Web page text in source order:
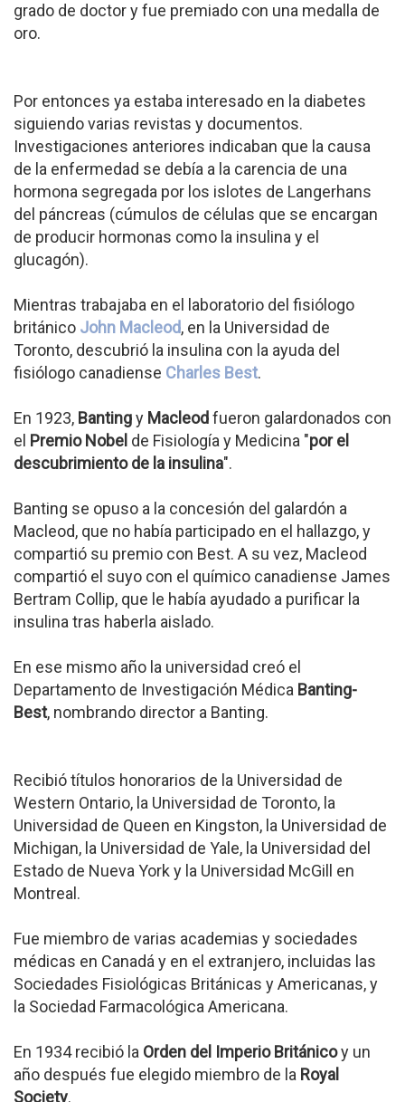
grado de doctor y fue premiado con una medalla de
oro.
Por entonces ya estaba interesado en la diabetes
siguiendo varias revistas y documentos.
Investigaciones anteriores indicaban que la causa
de la enfermedad se debía a la carencia de una
hormona segregada por los islotes de Langerhans
del páncreas (cúmulos de células que se encargan
de producir hormonas como la insulina y el
glucagón).
Mientras trabajaba en el laboratorio del fisiólogo
británico John Macleod, en la Universidad de
Toronto, descubrió la insulina con la ayuda del
fisiólogo canadiense Charles Best.
En 1923, Bantingy Macleodfueron galardonados con
el Premio Nobel de Fisiología y Medicina "por el
descubrimiento de la insulina".
Banting se opuso a la concesión del galardón a
Macleod, que no había participado en el hallazgo, y
compartió su premio con Best. A su vez, Macleod
compartió el suyo con el químico canadiense James
Bertram Collip, que le había ayudado a purificar la
insulina tras haberla aislado.
En ese mismo año la universidad creó el
Departamento de Investigación Médica Banting-
Best, nombrando director a Banting.
Recibió títulos honorarios de la Universidad de
Western Ontario, la Universidad de Toronto, la
Universidad de Queen en Kingston, la Universidad de
Michigan, la Universidad de Yale, la Universidad del
Estado de Nueva York y la Universidad McGill en
Montreal.
Fue miembro de varias academias y sociedades
médicas en Canadá y en el extranjero, incluidas las
Sociedades Fisiológicas Británicas y Americanas, y
la Sociedad Farmacológica Americana.
En 1934 recibió la Orden del Imperio Británicoy un
año después fue elegido miembro de la Royal
Society.